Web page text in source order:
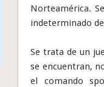
Norteamérica.
indeterminado
Se trata de un
se encuentran,
el comando